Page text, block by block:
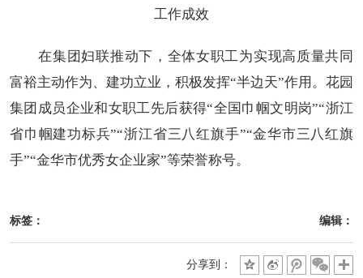
工作成效
在集团妇联推动下，全体女职工为实现高质量共同
富裕主动作为、建功立业，积极发挥“半边天”作用。花园
集团成员企业和女职工先后获得“全国巾帼文明岗”“浙江
省巾帼建功标兵”“浙江省三八红旗手”“金华市三八红旗
手”“金华市优秀女企业家”等荣誉称号。
标签： 编辑：
分享到：